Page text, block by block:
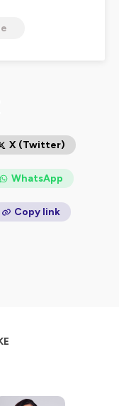
X (Twitter)
WhatsApp
Copy link